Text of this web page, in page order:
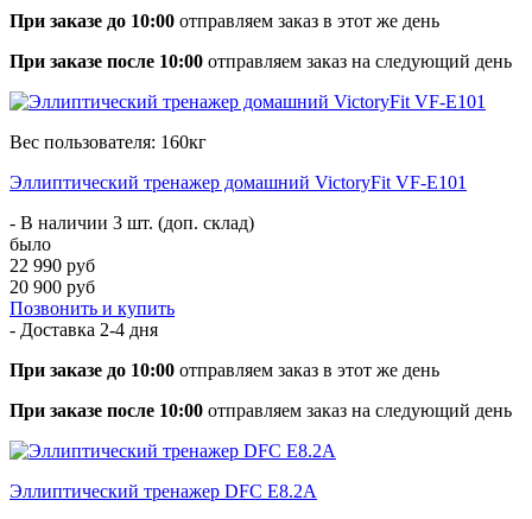
При заказе до 10:00 отправляем заказ в этот же день
При заказе после 10:00 отправляем заказ на следующий день
Вес пользователя: 160кг
Эллиптический тренажер домашний VictoryFit VF-E101
- В наличии 3 шт. (доп. склад)
было
22 990 руб
20 900 руб
Позвонить и купить
- Доставка 2-4 дня
При заказе до 10:00 отправляем заказ в этот же день
При заказе после 10:00 отправляем заказ на следующий день
Эллиптический тренажер DFC E8.2A